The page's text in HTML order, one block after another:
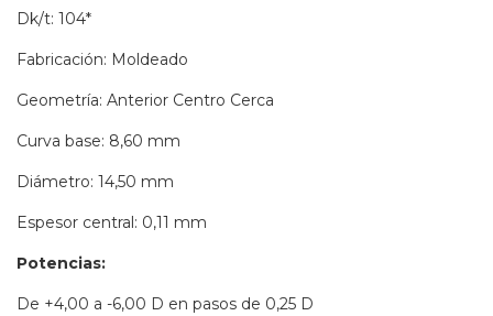
Dk/t: 104*
Fabricación: Moldeado
Geometría: Anterior Centro Cerca
Curva base: 8,60 mm
Diámetro: 14,50 mm
Espesor central: 0,11 mm
Potencias:
De +4,00 a -6,00 D en pasos de 0,25 D